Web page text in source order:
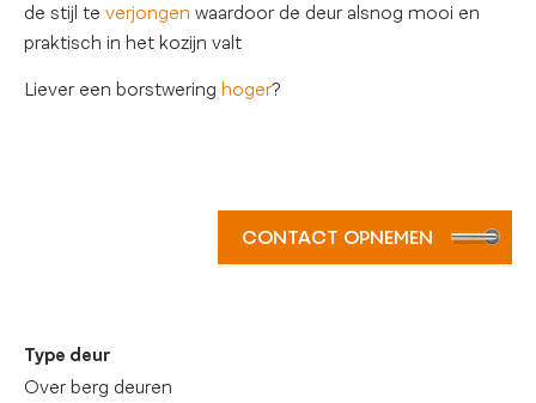
de stijl te verjongen waardoor de deur alsnog mooi en
praktisch in het kozijn valt
Liever een borstwering hoger?
CONTACT OPNEMEN
Type deur
Over berg deuren